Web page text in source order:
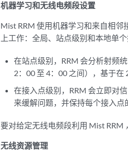
机器学习和无线电频段设置
Mist RRM 使用机器学习和来自相
上工作：全局、站点级别和本地单个
在站点级别，RRM 会分析射频
2：00 至 4：00 之间），基于在
在接入点级别，RRM 会立即对
来缓解问题，并保持每个接入点
要对给定无线电频段利用 Mist RRM
无线资源管理